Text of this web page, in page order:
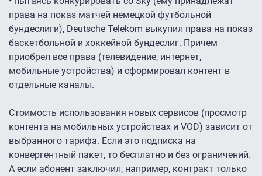
права на показ матчей немецкой футбольной
бундеслиги), Deutsche Telekom выкупил права на показ
баскетбольной и хоккейной бундеслиг. Причем
приобрел все права (телевидение, интернет,
мобильные устройства) и сформировал контент в
отдельные каналы.
Стоимость использования новых сервисов (просмотр
контента на мобильных устройствах и VOD) зависит от
выбранного тарифа. Если это подписка на
конвергентный пакет, то бесплатно и без ограничений.
А если абонент заключил, например, контракт только